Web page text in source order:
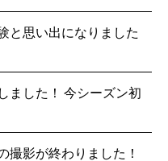
と思い出になりました
ました！ 今シーズン初
影が終わりました！